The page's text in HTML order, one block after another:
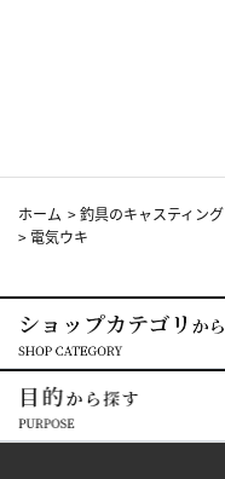
ホーム >釣具のキャスティン
> 電気ウキ